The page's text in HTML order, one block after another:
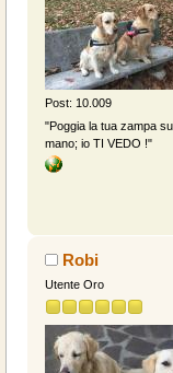
Post: 10.009
"Poggia la tua zampa
mano; io TI VEDO !"
Robi
Utente Oro